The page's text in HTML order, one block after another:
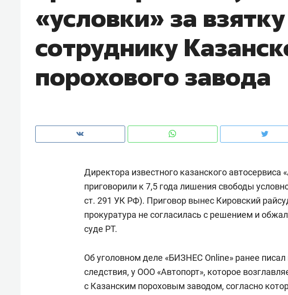
«условки» за взятку
сотруднику
порохового завода
Директора известного казанского автосервиса
приговорили к 7,5 года лишения свободы
ст. 291 УК РФ). Приговор вынес Кировский
прокуратура не согласилась с решением и
суде РТ.
Об уголовном деле «БИЗНЕС Online» ранее
следствия, у ООО «Автопорт», которое
с Казанским пороховым заводом, согласно
чем интересен Оман?
клиентах и
Рекомендуем
Как ГК «МИР ГРУПП» и ВТБ
создают оазис жилого
комфорта под Казанью
Рекомендуем
150 камер до
ID вместо ключа:
безопасность в ЖК